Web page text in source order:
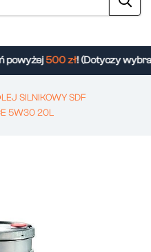
500 zł! (Dotyczy
SILNIKOWY SDF
5W30 20L